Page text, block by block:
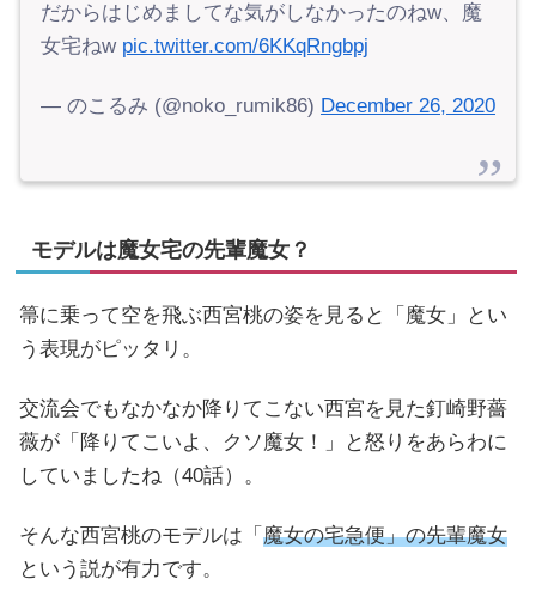
だからはじめましてな気がしなかったのねw、魔
女宅ねw pic.twitter.com/6KKqRngbpj
— のこるみ (@noko_rumik86) December 26, 2020
モデルは魔女宅の先輩魔女？
箒に乗って空を飛ぶ西宮桃の姿を見ると「魔女」とい
う表現がピッタリ。
交流会でもなかなか降りてこない西宮を見た釘崎野薔
薇が「降りてこいよ、クソ魔女！」と怒りをあらわに
していましたね（40話）。
そんな西宮桃のモデルは「 魔女の宅急便」の先輩魔女
という説が有力です。